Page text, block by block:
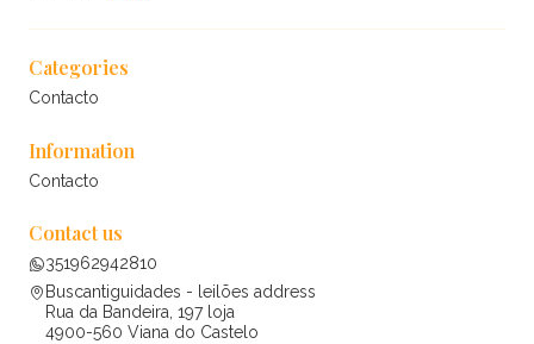
Categories
Contacto
Information
Contacto
Contact us
351962942810
Buscantiguidades - leilões address
Rua da Bandeira, 197 loja
4900-560 Viana do Castelo